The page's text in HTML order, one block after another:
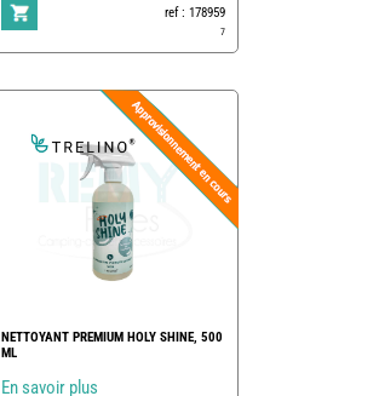
ref : 178959
7
NETTOYANT PREMIUM HOLY SHINE, 500
ML
En savoir plus